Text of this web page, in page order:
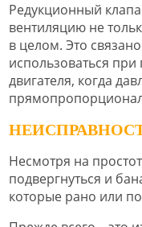
Редукционный
вентиляцию не
в целом. Это
использоваться
двигателя, когда
Несмотря на
подвергнуться и
которые рано или